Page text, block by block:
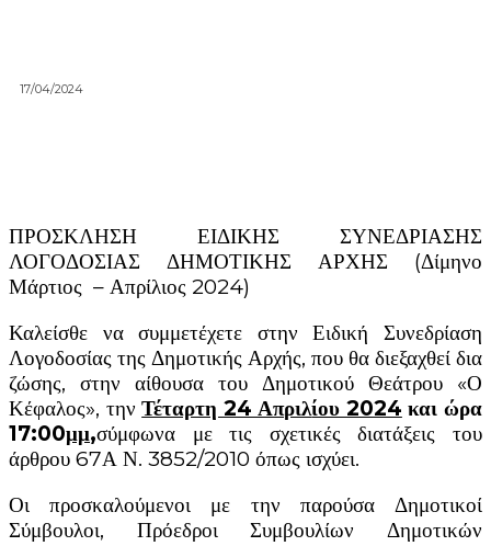
17/04/2024
ΠΡΟΣΚΛΗΣΗ ΕΙΔΙΚΗΣ ΣΥΝΕΔΡΙΑΣΗΣ
ΛΟΓΟΔΟΣΙΑΣ ΔΗΜΟΤΙΚΗΣ ΑΡΧΗΣ (Δίμηνο
Μάρτιος – Απρίλιος 2024)
Καλείσθε να συμμετέχετε στην Ειδική Συνεδρίαση
Λογοδοσίας της Δημοτικής Αρχής, που θα διεξαχθεί δια
ζώσης, στην αίθουσα του Δημοτικού Θεάτρου «Ο
Κέφαλος», τηνΤέταρτη 24 Απριλίου 2024 και ώρα
17:00μμ,σύμφωνα με τις σχετικές διατάξεις του
άρθρου 67Α Ν. 3852/2010 όπως ισχύει.
Οι προσκαλούμενοι με την παρούσα Δημοτικοί
Σύμβουλοι, Πρόεδροι Συμβουλίων Δημοτικών